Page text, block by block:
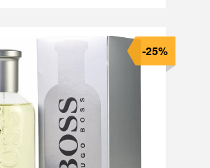
-25%